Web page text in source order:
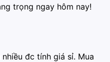
trọng ngay hôm nay!
đc tính giá sỉ. Mua